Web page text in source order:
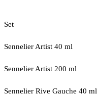
Set
Sennelier Artist 40 ml
Sennelier Artist 200 ml
Sennelier Rive Gauche 40 ml